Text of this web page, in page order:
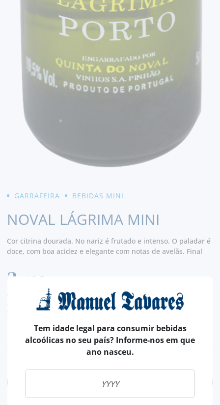
GARRAFEIRA BEBIDAS MINI
NOVAL LÁGRIMA MINI
Cor citrina dourada. No nariz é frutado e intenso. O paladar é
doce, com boa acidez e elegante com notas de avelãs. Final
2, 50€
TAXA LEGAL EM VIGOR INCLUÍDO.
despesas de envio calculadas na finalização da compra
valor de conversão meramente indicativo, sendo a transação da encomenda, efetuada
em euros (€).
ADICIONAR
Tem idade legal para consumir bebidas
alcoólicas no seu país? Informe-nos em que
ano nasceu.